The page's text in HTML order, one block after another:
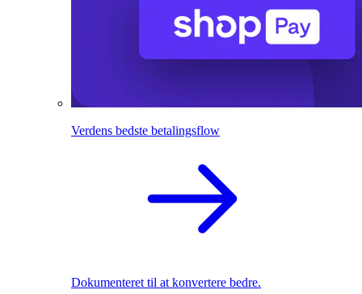
Verdens bedste betalingsflow
Dokumenteret til at konvertere bedre.